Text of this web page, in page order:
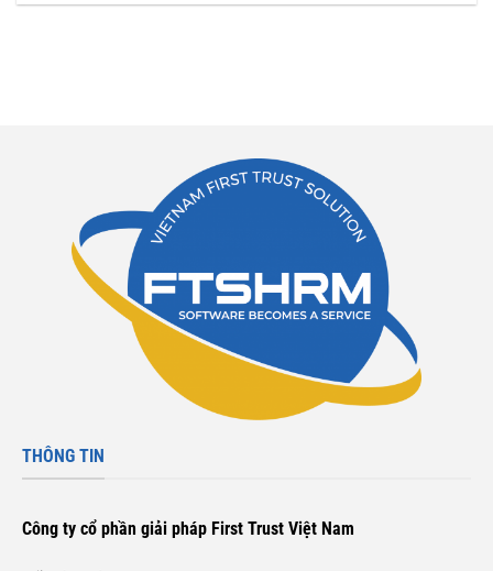
THÔNG TIN
Công ty cổ phần giải pháp First Trust Việt Nam